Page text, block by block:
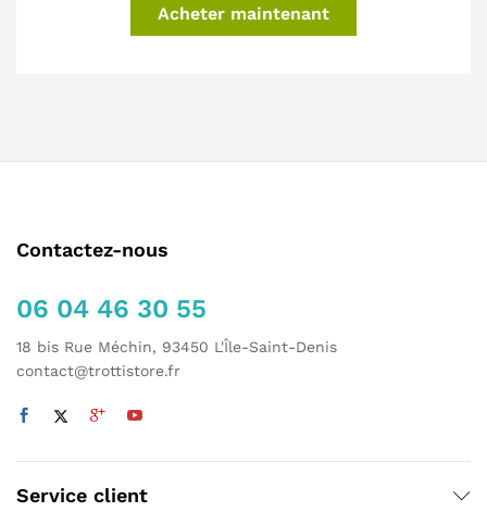
Acheter maintenant
Contactez-nous
06 04 46 30 55
18 bis Rue Méchin, 93450 L'Île-Saint-Denis
contact@trottistore.fr
Service client